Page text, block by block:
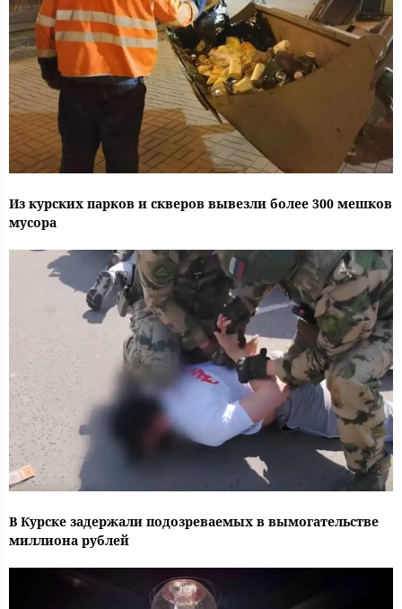
Из курских парков и скверов вывезли более 300 мешков
мусора
В Курске задержали подозреваемых в вымогательстве
миллиона рублей